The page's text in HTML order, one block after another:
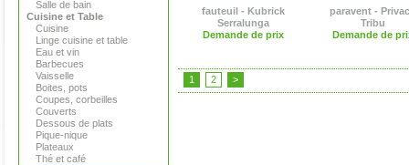
Salle de bain
Cuisine et Table
Cuisine
Linge cuisine et table
Eau et vin
Barbecues
Vaisselle
Boites, pots
Coupes, corbeilles
Couverts
Dessous de plats
Pique-nique
Plateaux
Thé et café
fauteuil - Kubrick
Serralunga
Demande de prix
paravent -
Tribu
Demande de
1 2 >